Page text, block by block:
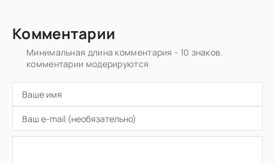
Комментарии
Минимальная длина комментария - 10 знаков.
комментарии модерируются